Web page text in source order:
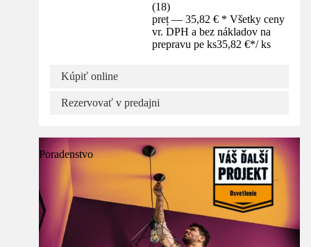
(18)
preț — 35,82 € * Všetky ceny
vr. DPH a bez nákladov na
prepravu pe ks35,82 €*/ ks
Kúpiť online
Rezervovať v predajni
Poradenstvo